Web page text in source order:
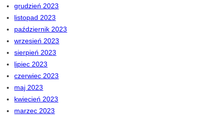
grudzień 2023
listopad 2023
październik 2023
wrzesień 2023
sierpień 2023
lipiec 2023
czerwiec 2023
maj 2023
kwiecień 2023
marzec 2023